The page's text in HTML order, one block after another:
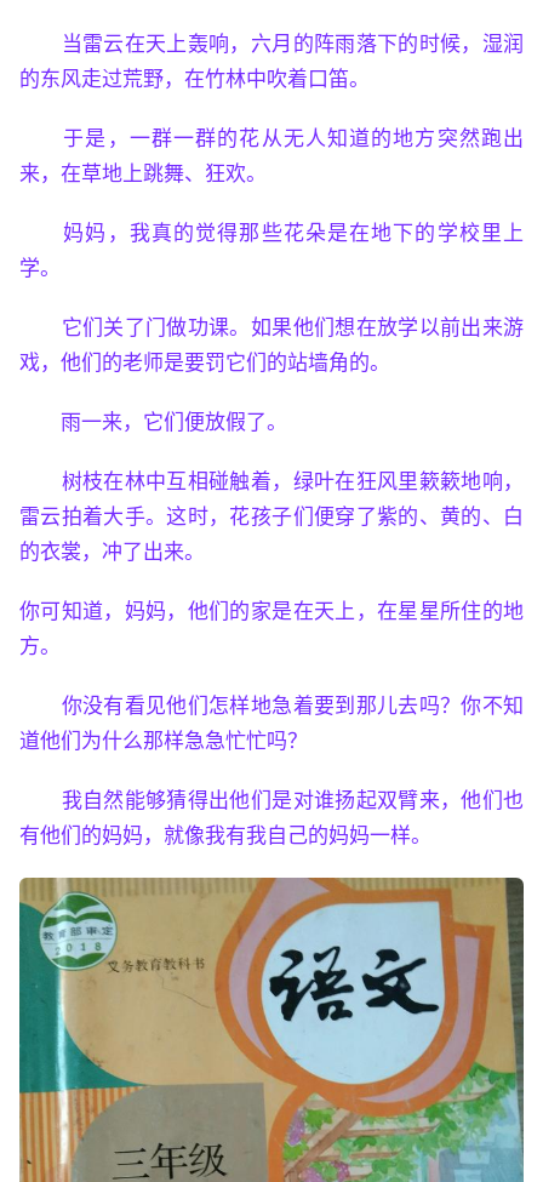
当雷云在天上轰响，六月的阵雨落下的时候，湿润
的东风走过荒野，在竹林中吹着口笛。
于是，一群一群的花从无人知道的地方突然跑出
来，在草地上跳舞、狂欢。
妈妈，我真的觉得那些花朵是在地下的学校里上
学。
它们关了门做功课。如果他们想在放学以前出来游
戏，他们的老师是要罚它们的站墙角的。
雨一来，它们便放假了。
树枝在林中互相碰触着，绿叶在狂风里簌簌地响，
雷云拍着大手。这时，花孩子们便穿了紫的、黄的、白
的衣裳，冲了出来。
你可知道，妈妈，他们的家是在天上，在星星所住的地
方。
你没有看见他们怎样地急着要到那儿去吗？你不知
道他们为什么那样急急忙忙吗？
我自然能够猜得出他们是对谁扬起双臂来，他们也
有他们的妈妈，就像我有我自己的妈妈一样。